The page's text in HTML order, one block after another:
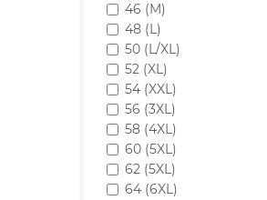
46 (M)
48 (L)
50 (L/XL)
52 (XL)
54 (XXL)
56 (3XL)
58 (4XL)
60 (5XL)
62 (5XL)
64 (6XL)